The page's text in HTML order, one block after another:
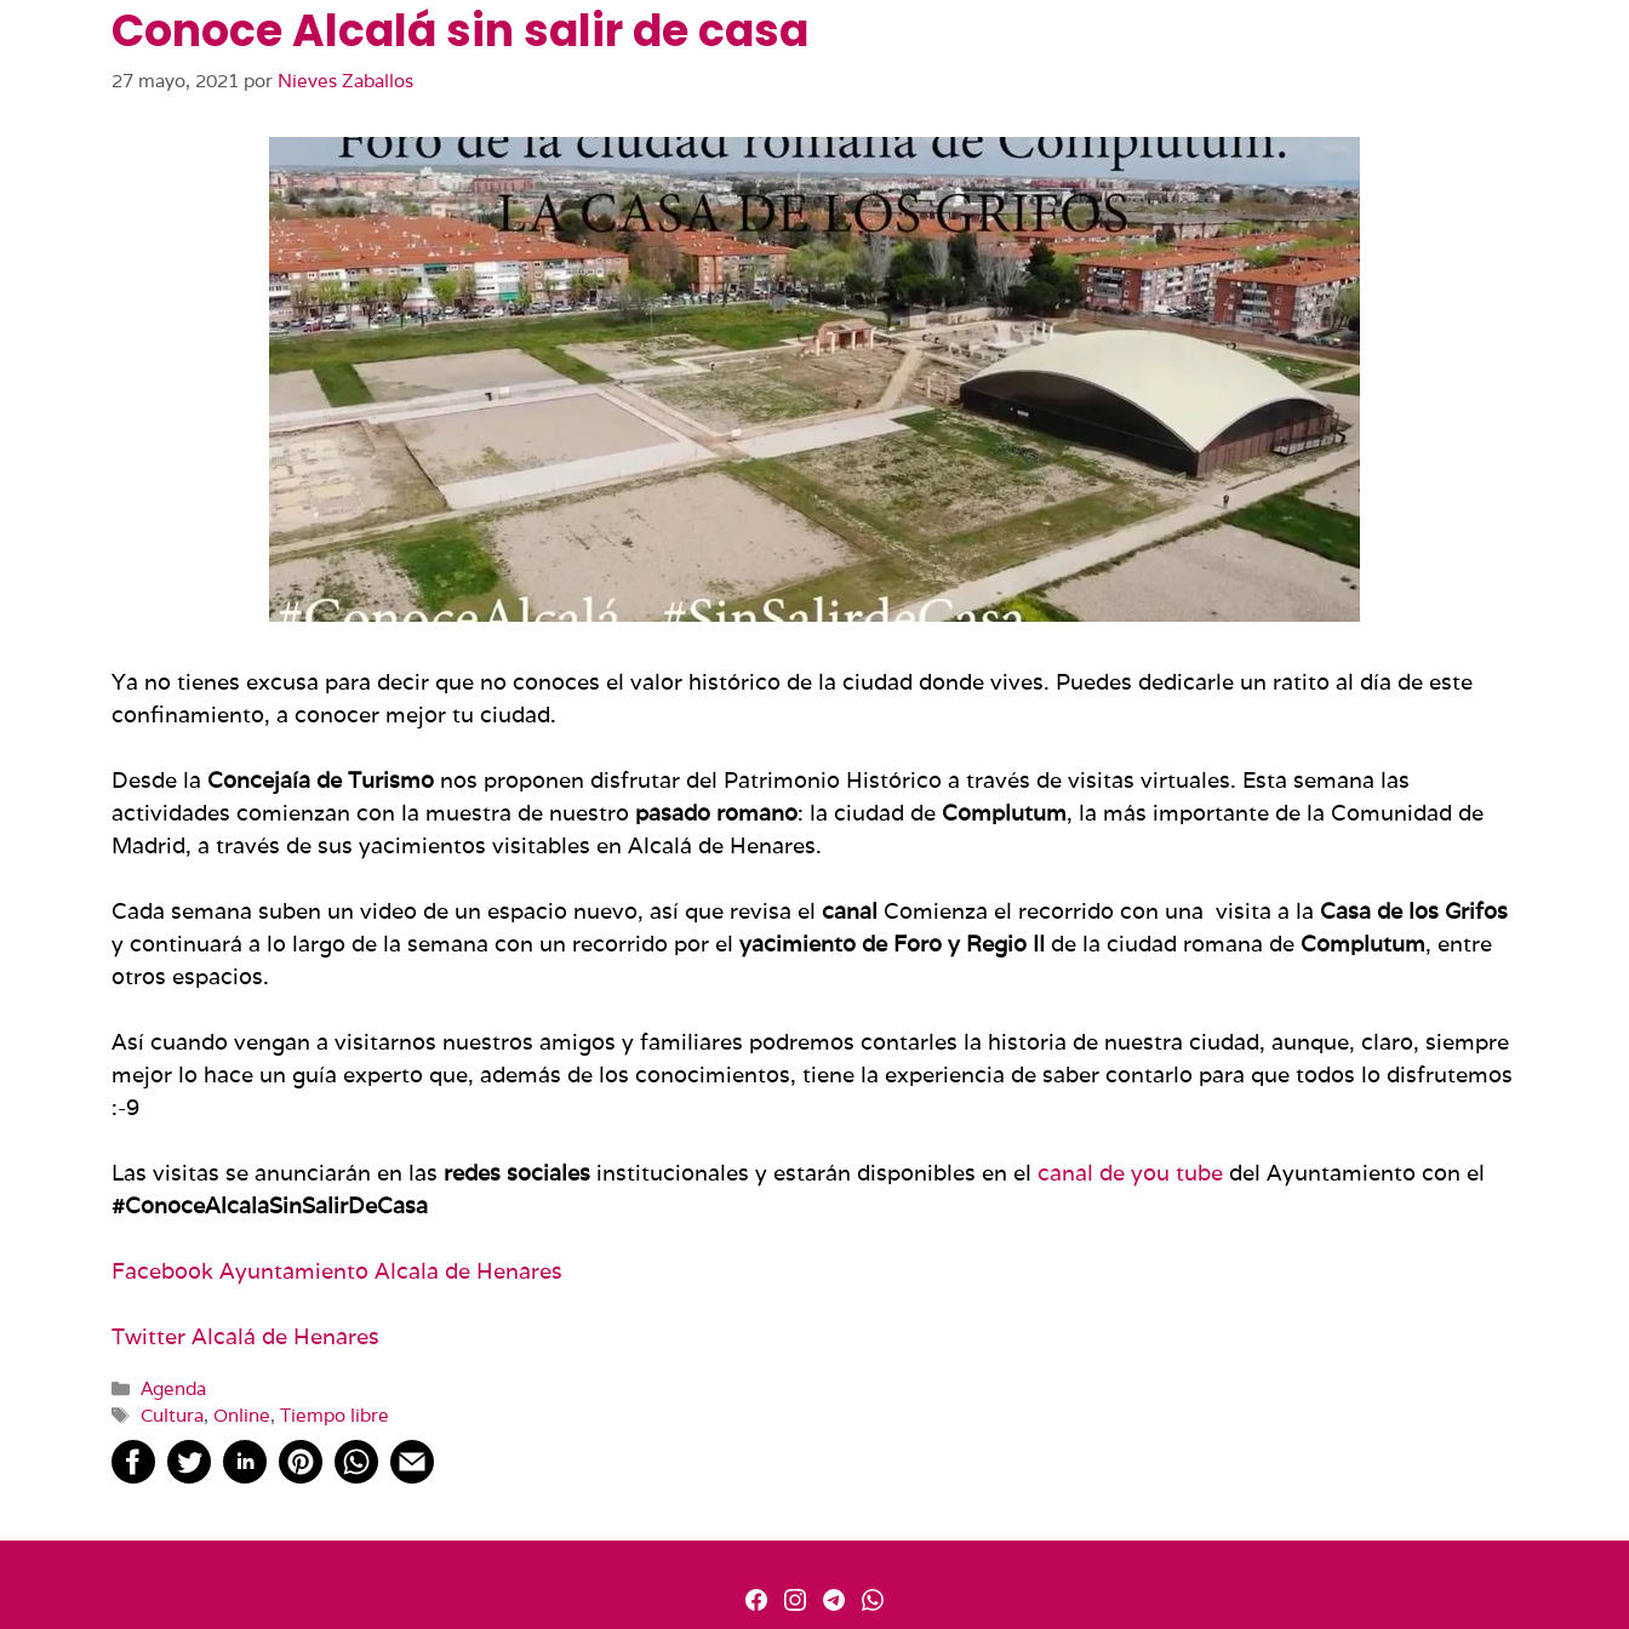
Conoce Alcalá sin salir de casa
27 mayo, 2021 por Nieves Zaballos
Ya no tienes excusa para decir que no conoces el valor histórico de la ciudad donde vives. Puedes dedicarle un ratito al día de este
confinamiento, a conocer mejor tu ciudad.
Desde la Concejaía de Turismo nos proponen disfrutar del Patrimonio Histórico a través de visitas virtuales. Esta semana las
actividades comienzan con la muestra de nuestro pasado romano: la ciudad de Complutum, la más importante de la Comunidad de
Madrid, a través de sus yacimientos visitables en Alcalá de Henares.
Cada semana suben un video de un espacio nuevo, así que revisa el canal Comienza el recorrido con una visita a la Casa de los Grifos
y continuará a lo largo de la semana con un recorrido por el yacimiento de Foro y Regio II de la ciudad romana de Complutum, entre
otros espacios.
Así cuando vengan a visitarnos nuestros amigos y familiares podremos contarles la historia de nuestra ciudad, aunque, claro, siempre
mejor lo hace un guía experto que, además de los conocimientos, tiene la experiencia de saber contarlo para que todos lo disfrutemos
:-9
Las visitas se anunciarán en las redes sociales institucionales y estarán disponibles en el canal de you tube del Ayuntamiento con el
#ConoceAlcalaSinSalirDeCasa
Facebook Ayuntamiento Alcala de Henares
Twitter Alcalá de Henares
Categorías
Agenda
Etiquetas
Cultura,Online,Tiempo libre